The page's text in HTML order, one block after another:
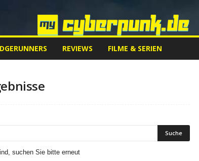
REVIEWS FILME & SERIEN
suchen Sie bitte erneut